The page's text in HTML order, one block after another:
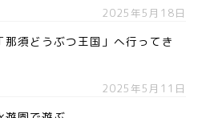
2025年5月18日
須どうぶつ王国」へ行ってき
2025年5月11日